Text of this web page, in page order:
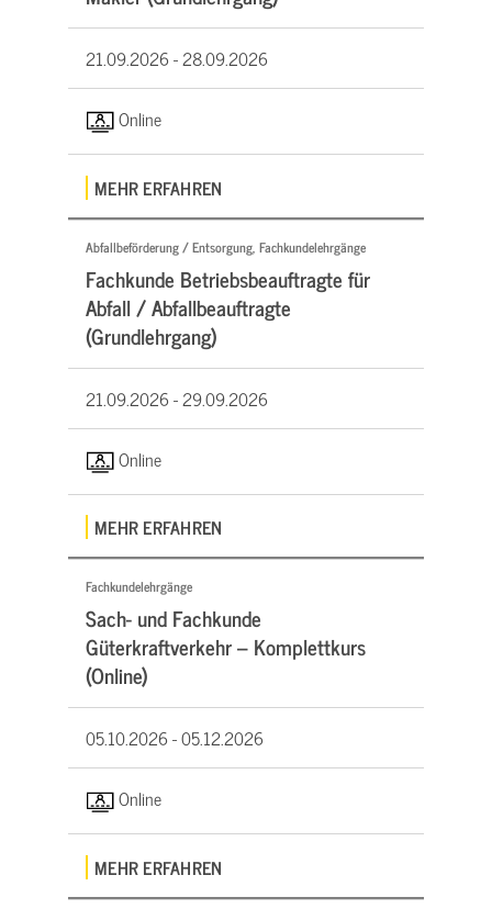
21.09.2026 -28.09.2026
Online
MEHR ERFAHREN
Abfallbeförderung / Entsorgung, Fachkundelehrgänge
Fachkunde Betriebsbeauftragte für
Abfall / Abfallbeauftragte
(Grundlehrgang)
21.09.2026 -29.09.2026
Online
MEHR ERFAHREN
Fachkundelehrgänge
Sach- und Fachkunde
Güterkraftverkehr – Komplettkurs
(Online)
05.10.2026 -05.12.2026
Online
MEHR ERFAHREN